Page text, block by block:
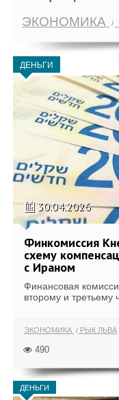
ЭКОНОМИКА
ДЕНЬГИ
30.04.2026
Финкомиссия
схему
с Ираном
Финансовая
второму и третьему
ЭКОНОМИКА РЫК ЛЬВА
490
ДЕНЬГИ